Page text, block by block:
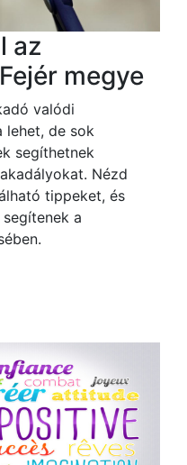
az
megye
valódi
lehet, de sok
segíthetnek
Nézd
tippeket, és
a